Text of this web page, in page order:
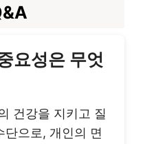
요성은 무엇
건강을 지키고 질
단으로, 개인의 면